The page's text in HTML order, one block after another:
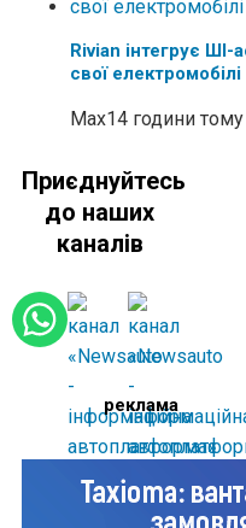
Rivian інтегрує ШІ-
свої електромобілі
Max14 години тому
Приєднуйтесь
до наших
каналів
реклама